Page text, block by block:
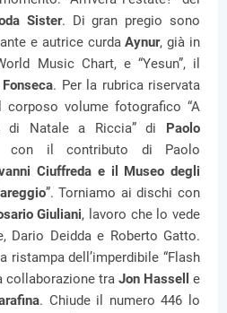
Sister. Di gran pregio sono
e autrice curdaAynur, già in
Music Chart, e “Yesun”, il
. Per la rubrica riservata
volume fotografico “A
di Natale a Riccia” di Paolo
con il contributo di Paolo
Ciuffreda e il Museo degli
”. Torniamo ai dischi con
Giuliani, lavoro che lo vede
Dario Deidda e Roberto Gatto.
ristampa dell’imperdibile “Flash
collaborazione tra Jon Hassell
e
. Chiude il numero 446 lo